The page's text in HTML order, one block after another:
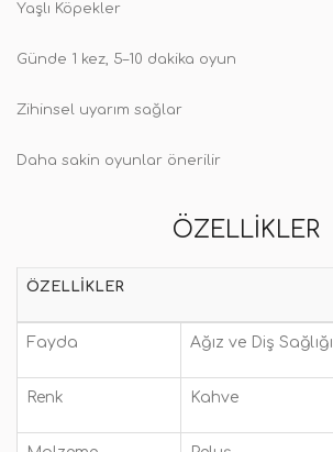
Yaşlı Köpekler
Günde 1 kez, 5–10 dakika oyun
Zihinsel uyarım sağlar
Daha sakin oyunlar önerilir
ÖZELLIKLER
ÖZELLIKLER
Fayda Ağız ve Diş Sağlığı
Renk Kahve